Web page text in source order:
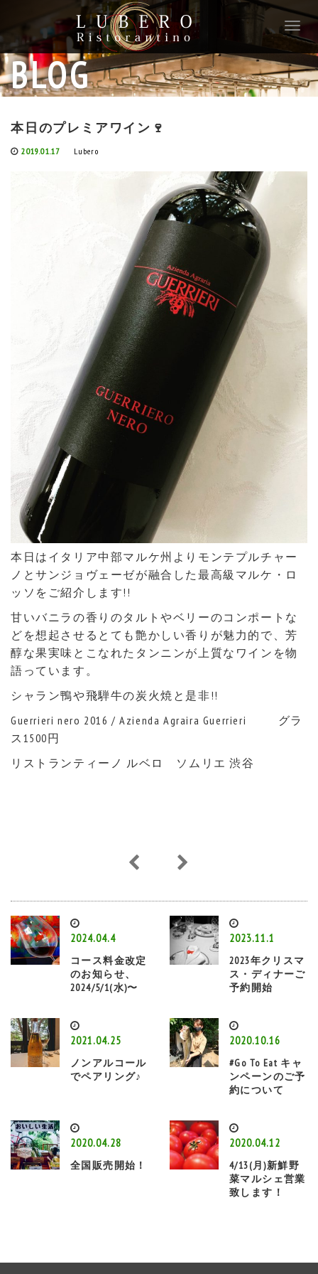
T
o
g
g
l
BLOG
本日のプレミアワイン🍷
2019.01.17 Lubero
本日はイタリア中部マルケ州よりモンテプルチャー
ノとサンジョヴェーゼが融合した最高級マルケ・ロ
ッソをご紹介します!!
甘いバニラの香りのタルトやベリーのコンポートな
どを想起させるとても艶かしい香りが魅力的で、芳
醇な果実味とこなれたタンニンが上質なワインを物
語っています。
シャラン鴨や飛騨牛の炭火焼と是非!!
Guerrieri nero 2016 / Azienda Agraira Guerrieri グラ
ス1500円
リストランティーノ ルベロ ソムリエ 渋谷
2024.04.4
コース料金改定
のお知らせ、
2024/5/1(水)〜
2023.11.1
2023年クリスマ
ス・ディナーご
予約開始
2021.04.25
ノンアルコール
でペアリング♪
2020.10.16
#Go To Eat キャ
ンペーンのご予
約について
2020.04.28
全国販売開始！
2020.04.12
4/13(月)新鮮野
菜マルシェ営業
致します！